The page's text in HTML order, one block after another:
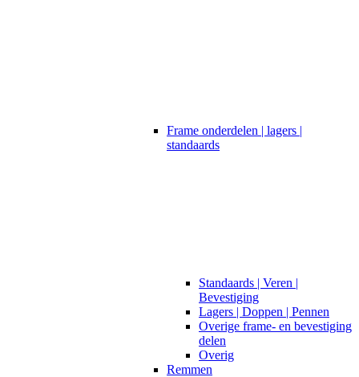
Frame onderdelen | lagers |
standaards
Standaards | Veren |
Bevestiging
Lagers | Doppen | Pennen
Overige frame- en bevestiging
delen
Overig
Remmen